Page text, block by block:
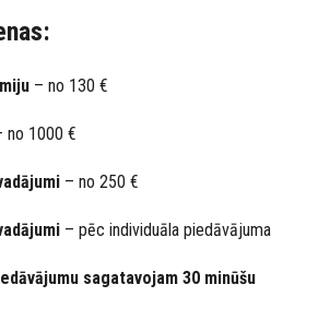
– no 130 €
no 1000 €
– no 250 €
– pēc individuāla piedāvājuma
sagatavojam 30 minūšu